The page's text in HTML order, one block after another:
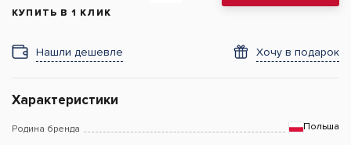
КУПИТЬ В 1 КЛИК
Нашли дешевле Хочу в подарок
Характеристики
Родина бренда Польша